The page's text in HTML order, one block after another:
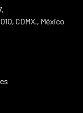
CDMX., México